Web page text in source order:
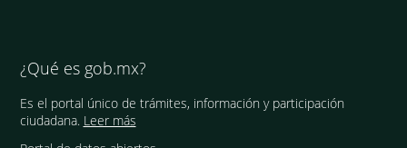
¿Qué es gob.mx?
Es el portal único de trámites, información y participación
ciudadana. Leer más